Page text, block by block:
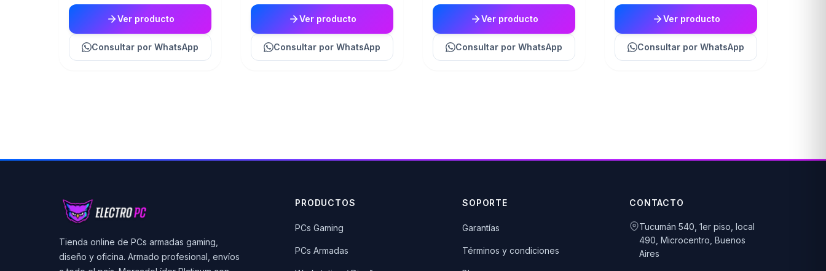
Ver producto
Consultar por WhatsApp
Ver producto
Consultar por WhatsApp
Ver producto
Consultar por WhatsApp
Ver producto
Consultar por WhatsApp
Tienda online de PCs armadas gaming,
diseño y oficina. Armado profesional, envíos
PRODUCTOS
PCs Gaming
PCs Armadas
SOPORTE
Garantías
Términos y condiciones
CONTACTO
Tucumán 540, 1er piso, local
490, Microcentro, Buenos
Aires